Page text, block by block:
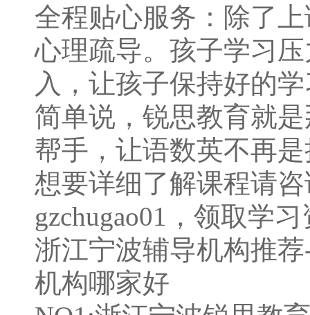
全程贴心服务：除了
心理疏导。孩子学习
入，让孩子保持好的
简单说，锐思教育就
帮手，让语数英不再
想要详细了解课程请
gzchugao01，领取学
浙江宁波辅导机构推
机构哪家好